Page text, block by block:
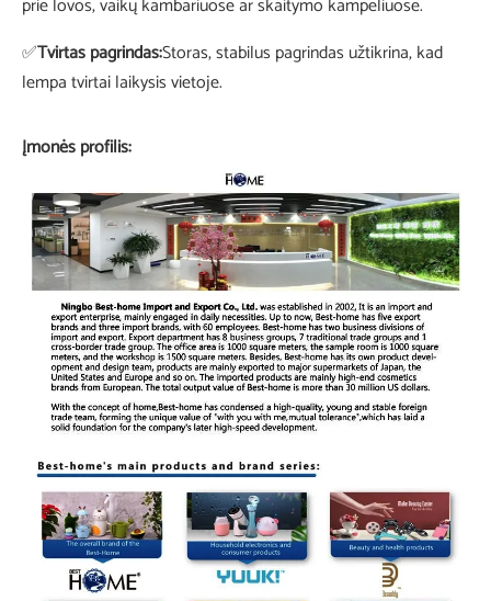
prie lovos, vaikų kambariuose ar skaitymo kampeliuose.
✅Tvirtas pagrindas:Storas, stabilus pagrindas užtikrina, kad
lempa tvirtai laikysis vietoje.
Įmonės profilis: